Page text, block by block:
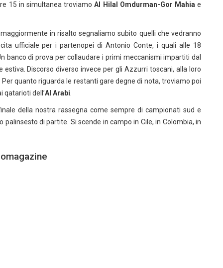
15 in simultanea troviamoAl Hilal Omdurman-Gor Mahiae
in risalto segnaliamo subito quelli che vedranno
ufficiale per i partenopei di Antonio Conte, i quali alle 18
banco di prova per collaudare i primi meccanismi impartiti dal
Discorso diverso invece per gli Azzurri toscani, alla loro
Per quanto riguarda le restanti gare degne di nota, troviamo poi
qatarioti dell’Al Arabi
della nostra rassegna come sempre di campionati sud e
di partite. Si scende in campo in Cile, in Colombia, in